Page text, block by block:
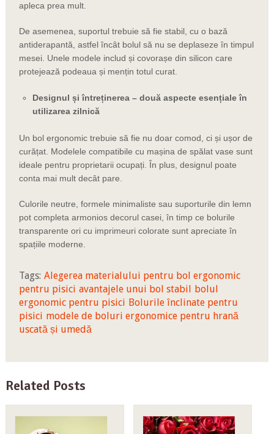
apleca prea mult.
De asemenea, suportul trebuie să fie stabil, cu o bază
antiderapantă, astfel încât bolul să nu se deplaseze în timpul
mesei. Unele modele includ și covorașe din silicon care
protejează podeaua și mențin totul curat.
Designul și întreținerea – două aspecte esențiale în
utilizarea zilnică
Un bol ergonomic trebuie să fie nu doar comod, ci și ușor de
curățat. Modelele compatibile cu mașina de spălat vase sunt
ideale pentru proprietarii ocupați. În plus, designul poate
conta mai mult decât pare.
Culorile neutre, formele minimaliste sau suporturile din lemn
pot completa armonios decorul casei, în timp ce bolurile
transparente ori cu imprimeuri colorate sunt apreciate în
spațiile moderne.
Tags: Alegerea materialului pentru bol ergonomic
pentru pisici avantajele unui bol stabil bolul
ergonomic pentru pisici Bolurile înclinate pentru
pisici modele de boluri ergonomice pentru hrană
uscată și umedă
Related Posts